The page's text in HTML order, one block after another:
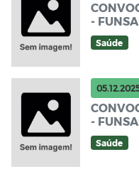
-
Saúde
-
Saúde